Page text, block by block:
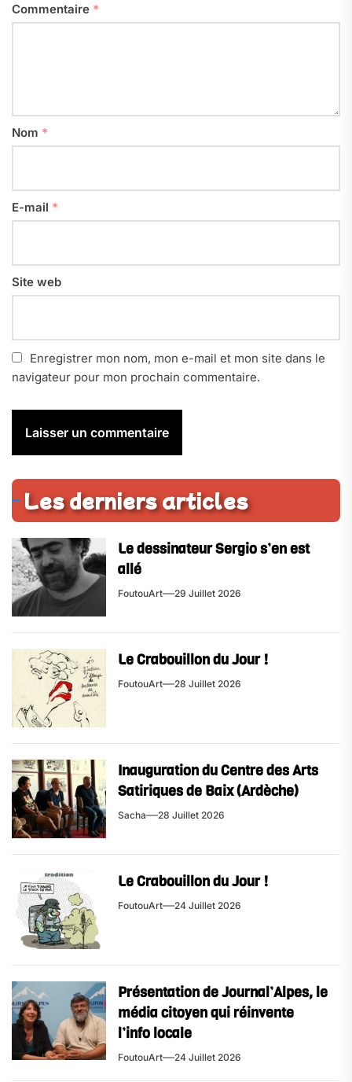
Commentaire *
Nom *
E-mail *
Site web
Enregistrer mon nom, mon e-mail et mon site dans le
navigateur pour mon prochain commentaire.
Les derniers articles
Le dessinateur Sergio s’en est
allé
FoutouArt 29 Juillet 2026
Le Crabouillon du Jour !
FoutouArt 28 Juillet 2026
Inauguration du Centre des Arts
Satiriques de Baix (Ardèche)
Sacha 28 Juillet 2026
Le Crabouillon du Jour !
FoutouArt 24 Juillet 2026
Présentation de Journal’Alpes, le
média citoyen qui réinvente
l’info locale
FoutouArt 24 Juillet 2026